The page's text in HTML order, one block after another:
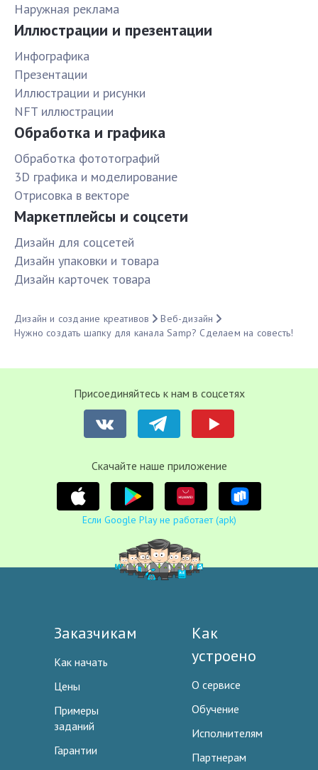
Наружная реклама
Иллюстрации и презентации
Инфографика
Презентации
Иллюстрации и рисунки
NFT иллюстрации
Обработка и графика
Обработка фототографий
3D графика и моделирование
Отрисовка в векторе
Маркетплейсы и соцсети
Дизайн для соцсетей
Дизайн упаковки и товара
Дизайн карточек товара
Дизайн и создание креативов
Веб-дизайн
Нужно создать шапку для канала Samp? Сделаем на совесть!
Присоединяйтесь к нам в соцсетях
Cкачайте наше приложение
Если Google Play не работает (apk)
Заказчикам
Как начать
Цены
Примеры
заданий
Гарантии
Как
устроено
О сервисе
Обучение
Исполнителям
Партнерам